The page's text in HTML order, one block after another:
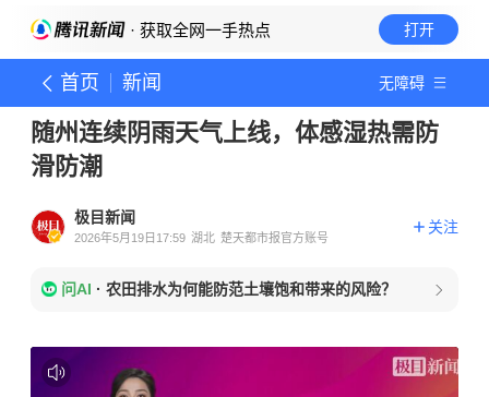
· 获取全网一手热点 打开
首页 新闻 无障碍
随州连续阴雨天气上线，体感湿热需防
滑防潮
极目新闻
2026年5月19日17:59 湖北 楚天都市报官方账号
关注
问AI · 农田排水为何能防范土壤饱和带来的风险？